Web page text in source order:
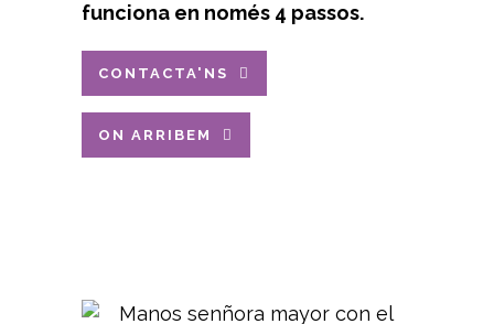
funciona en només 4 passos.
CONTACTA'NS
ON ARRIBEM